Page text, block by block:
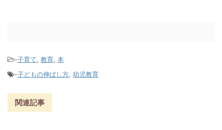
-子育て, 教育, 本
-子どもの伸ばし方, 幼児教育
関連記事